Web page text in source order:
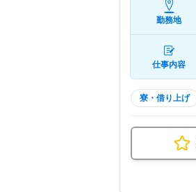
勤務地
仕事内容
寮・借り上げ